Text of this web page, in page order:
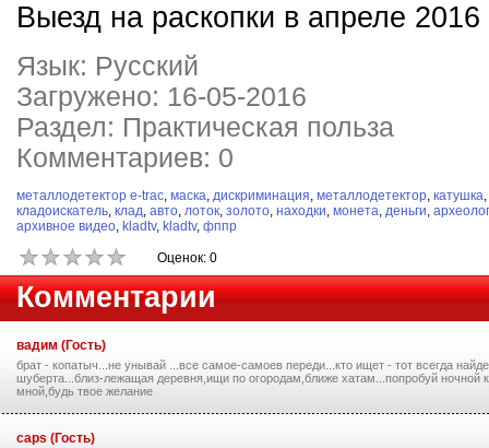
Выезд на раскопки в апреле 2016
Язык: Русский
Загружено: 16-05-2016
Раздел: Практическая польза
Комментариев: 0
металлодетектор e-trac, маска, дискриминация, металлодетектор, катушка,
кладоискатель, клад, авто, лоток, золото, находки, монета, деньги,
архивное видео, kladtv, kladtv, фппр
Оценок: 0
Комментарии
вадим (Гость)
брат - копатыч...не унывай ...все самое-самоев переди...кто ищет - тот всегда
шуберта...близ-лежащая деревня,ищи по огородам,ближе хатам...попробуй ночной
мной,будь твое желание
caps (Гость)